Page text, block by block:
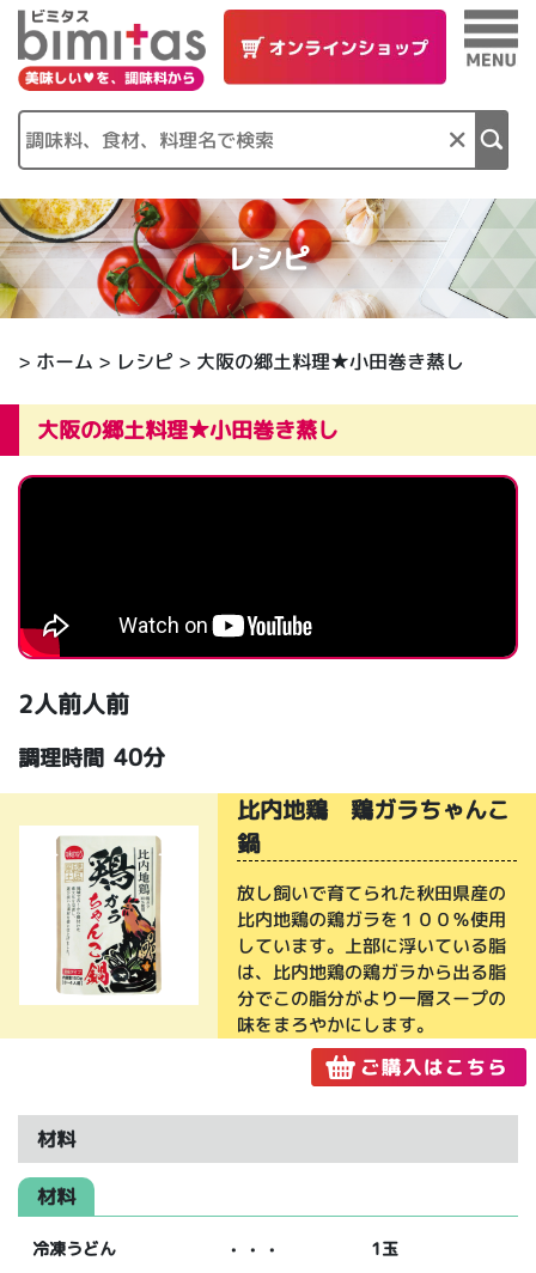
×
レシピ
> ホーム > レシピ > 大阪の郷土料理★小田巻き蒸し
大阪の郷土料理★小田巻き蒸し
2人前人前
調理時間 40分
比内地鶏 鶏ガラちゃんこ
鍋
放し飼いで育てられた秋田県産の
比内地鶏の鶏ガラを１００％使用
しています。上部に浮いている脂
は、比内地鶏の鶏ガラから出る脂
分でこの脂分がより一層スープの
味をまろやかにします。
材料
材料
冷凍うどん ・・・
1玉